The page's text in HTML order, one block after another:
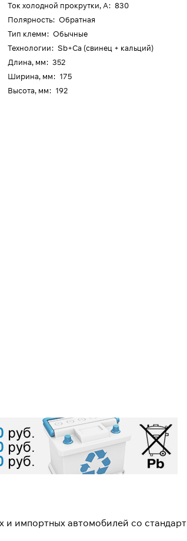
Ток холодной прокрутки, А: 830
Полярность: Обратная
Тип клемм: Обычные
Технологии: Sb+Ca (свинец + кальций)
Длина, мм: 352
Ширина, мм: 175
Высота, мм: 192
импортных автомобилей со